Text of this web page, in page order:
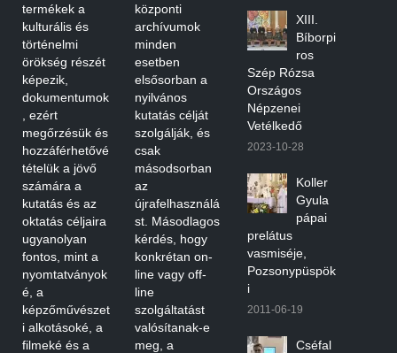
termékek a
kulturális és
történelmi
örökség részét
képezik,
dokumentumok
, ezért
megőrzésük és
hozzáférhetővé
tételük a jövő
számára a
kutatás és az
oktatás céljaira
ugyanolyan
fontos, mint a
nyomtatványok
é, a
képzőművészet
i alkotásoké, a
filmeké és a
központi
archívumok
minden
esetben
elsősorban a
nyilvános
kutatás célját
szolgálják, és
csak
másodsorban
az
újrafelhasználá
st. Másodlagos
kérdés, hogy
konkrétan on-
line vagy off-
line
szolgáltatást
valósítanak-e
meg, a
XIII.
Bíborpi
ros
Szép Rózsa
Országos
Népzenei
Vetélkedő
2023-10-28
Koller
Gyula
pápai
prelátus
vasmiséje,
Pozsonypüspök
i
2011-06-19
Cséfal